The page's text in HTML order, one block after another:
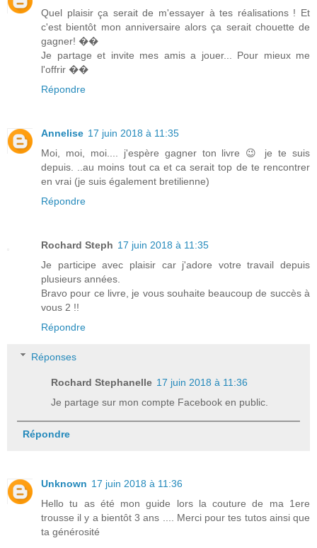
Quel plaisir ça serait de m'essayer à tes réalisations ! Et
c'est bientôt mon anniversaire alors ça serait chouette de
gagner! ��
Je partage et invite mes amis a jouer... Pour mieux me
l'offrir ��
Répondre
Annelise 17 juin 2018 à 11:35
Moi, moi, moi.... j'espère gagner ton livre 😉 je te suis
depuis. ..au moins tout ca et ca serait top de te rencontrer
en vrai (je suis également bretilienne)
Répondre
Rochard Steph 17 juin 2018 à 11:35
Je participe avec plaisir car j'adore votre travail depuis
plusieurs années.
Bravo pour ce livre, je vous souhaite beaucoup de succès à
vous 2 !!
Répondre
Réponses
Rochard Stephanelle 17 juin 2018 à 11:36
Je partage sur mon compte Facebook en public.
Répondre
Unknown 17 juin 2018 à 11:36
Hello tu as été mon guide lors la couture de ma 1ere
trousse il y a bientôt 3 ans .... Merci pour tes tutos ainsi que
ta générosité